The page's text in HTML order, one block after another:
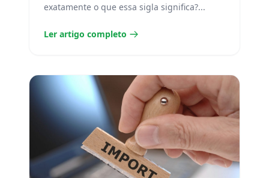
exatamente o que essa sigla significa?...
Ler artigo completo